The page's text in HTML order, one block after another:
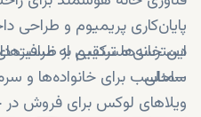
پایان‌کاری پریمیوم و طراحی
دسترسی مستقیم به
ساحلی
این خانه‌ها ترکیبی از
—مناسب برای خانواده‌ها و
ویلاهای لوکس برای فروش در